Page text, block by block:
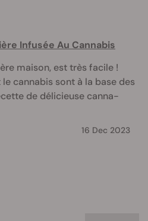
Infusée Au Cannabis
maison, est très facile !
cannabis sont à la base des
de délicieuse canna-
16 Dec 2023